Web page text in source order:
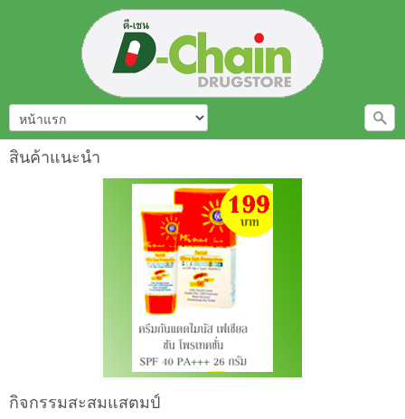
สินค้าแนะนำ
กิจกรรมสะสมแสตมป์